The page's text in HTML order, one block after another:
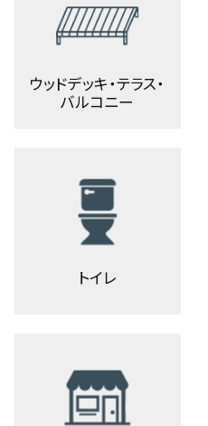
ウッドデッキ・テラス・
バルコニー
トイレ